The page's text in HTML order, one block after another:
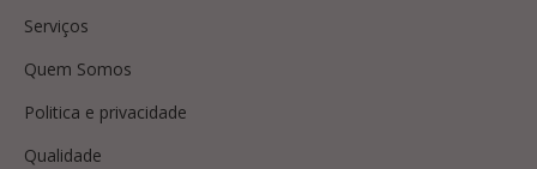
Serviços
Quem Somos
Politica e privacidade
Qualidade